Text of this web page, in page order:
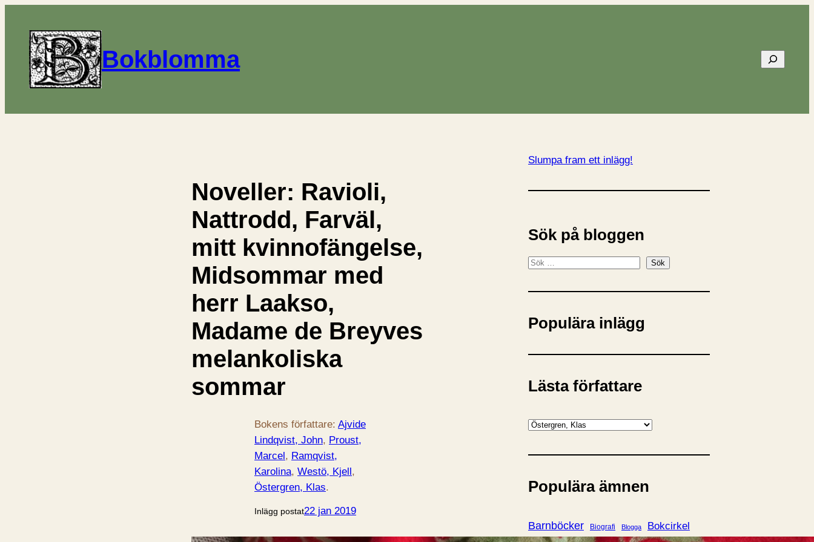
Bokblomma Sök
Noveller: Ravioli,
Nattrodd, Farväl,
mitt kvinnofängelse,
Midsommar med
herr Laakso,
Madame de Breyves
melankoliska
sommar
Bokens författare: Ajvide
Lindqvist, John, Proust,
Marcel , Ramqvist,
Karolina, Westö, Kjell
Östergren, Klas.
Inlägg postat22 jan 2019
Slumpa fram ett inlägg!
Sök på bloggen
S
k
Sök
Populära inlägg
Lästa författare
K
t
g
i
Populära ämnen
Barnböcker Biografi Blogga Bokcirkel